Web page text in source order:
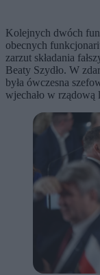
Kolejnych dwóch
obecnych
zarzut składania
Beaty Szydło. W
była ówczesna
wjechało w rządową